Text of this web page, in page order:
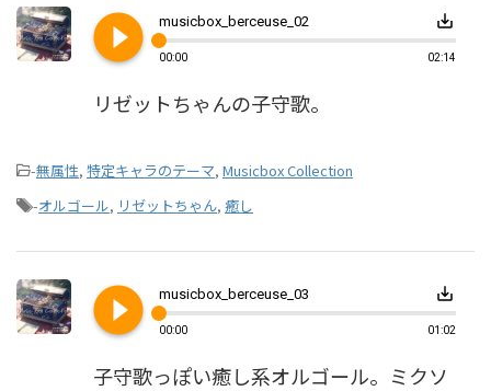
play_circle_filled musicbox_berceuse_02 save_alt
00:00 02:14
リゼットちゃんの子守歌。
-無属性, 特定キャラのテーマ, Musicbox Collection
-オルゴール, リゼットちゃん, 癒し
play_circle_filled musicbox_berceuse_03 save_alt
00:00 01:02
子守歌っぽい癒し系オルゴール。ミクソ